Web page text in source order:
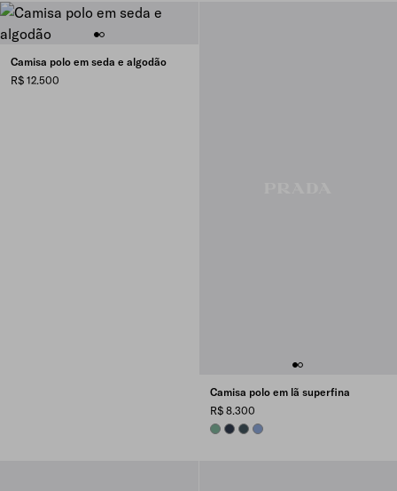
Camisa polo em seda e algodão
R$ 12.500
Camisa polo em lã superfina
R$ 8.300
SAGE GREEN
NAVYBOTTLE GREEN
AVIATOR BLUE